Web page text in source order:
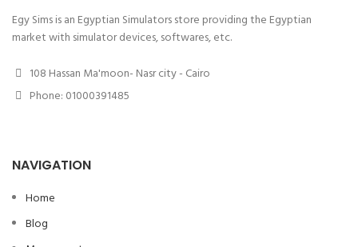
Egy Sims is an Egyptian Simulators store providing the Egyptian
market with simulator devices, softwares, etc.
108 Hassan Ma'moon- Nasr city - Cairo
Phone: 01000391485
NAVIGATION
Home
Blog